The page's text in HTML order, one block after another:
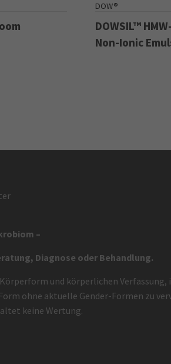
DOW®
DOWSIL™
Non-Ionic
–
Diagnose oder Behandlung.
und körperlichen Verfassung,
ohne aktuelle Gender-Formen zu
keine Wertung.